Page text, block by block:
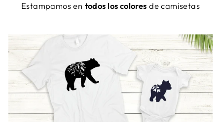
Estampamos en todos los colores de camisetas